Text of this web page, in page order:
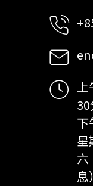
上
下
星
六
息）